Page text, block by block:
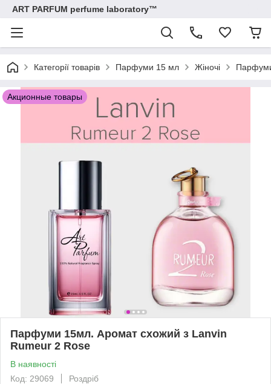
ART PARFUM perfume laboratory™
Категорії товарів Парфуми 15 мл Жіночі
Акционные товары
Парфуми 15мл. Аромат схожий з Lanvin
Rumeur 2 Rose
В наявності
Код: 29069
Роздріб